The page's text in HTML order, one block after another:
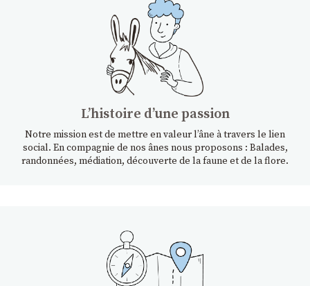
Lʼhistoire dʼune passion
Notre mission est de mettre en valeur l’âne à travers le lien
social. En compagnie de nos ânes nous proposons : Balades,
randonnées, médiation, découverte de la faune et de la flore.